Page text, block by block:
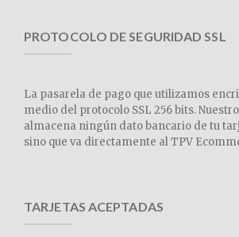
PROTOCOLO DE SEGURIDAD SSL
La pasarela de pago que utilizamos
medio del protocolo SSL 256 bits.
almacena ningún dato bancario de tu
sino que va directamente al TPV
TARJETAS ACEPTADAS